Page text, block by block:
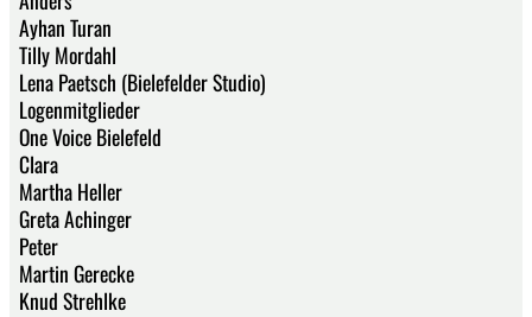
Ayhan Turan
Tilly Mordahl
Lena Paetsch (Bielefelder Studio)
Logenmitglieder
One Voice Bielefeld
Clara
Martha Heller
Greta Achinger
Peter
Martin Gerecke
Knud Strehlke